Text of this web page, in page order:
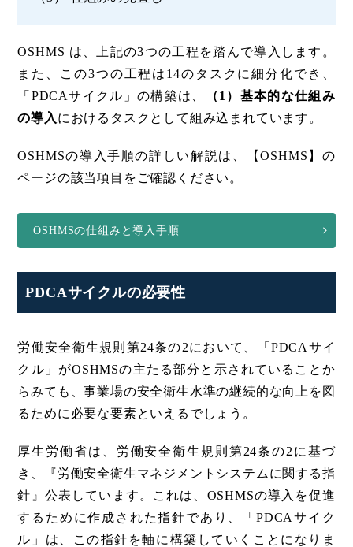
OSHMS は、上記の3つの工程を踏んで導入します。
また、この3つの工程は14のタスクに細分化でき、
「PDCAサイクル」の構築は、
（1）基本的な仕組み
の導入 におけるタスクとして組み込まれています。
OSHMSの導入手順の詳しい解説は、【OSHMS】の
ページの該当項目をご確認ください。
OSHMSの仕組みと導入手順
PDCAサイクルの必要性
労働安全衛生規則第24条の2において、「PDCAサイ
クル」がOSHMSの主たる部分と示されていることか
らみても、事業場の安全衛生水準の継続的な向上を図
るために必要な要素といえるでしょう。
厚生労働省は、労働安全衛生規則第24条の2に基づ
き、『労働安全衛生マネジメントシステムに関する指
針』公表しています。これは、OSHMSの導入を促進
するために作成された指針であり、「PDCAサイク
ル」は、この指針を軸に構築していくことになりま